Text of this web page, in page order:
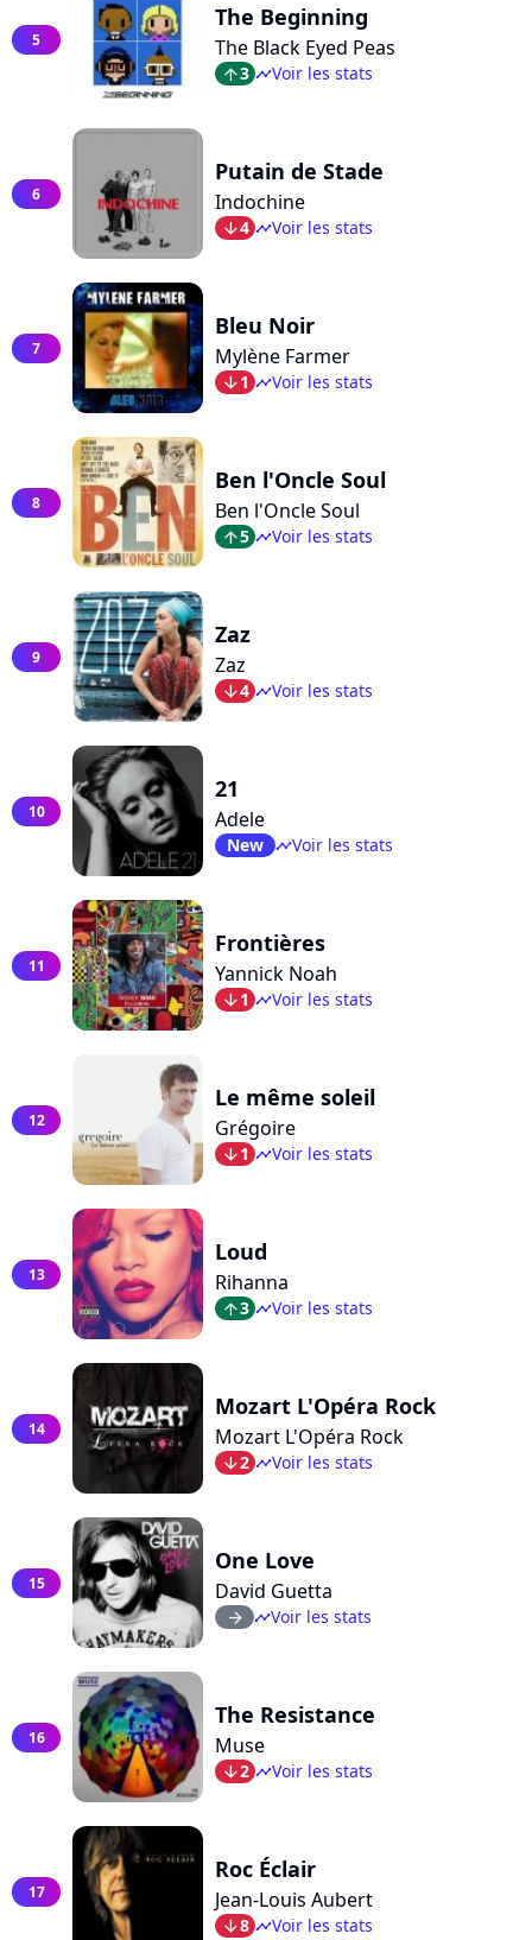
5
The Beginning
The Black Eyed Peas
arrow_top3 timelineVoir les stats
6
Putain de Stade
Indochine
arrow_bot4 timelineVoir les stats
7
Bleu Noir
Mylène Farmer
arrow_bot1 timelineVoir les stats
8
Ben l'Oncle Soul
Ben l'Oncle Soul
arrow_top5 timelineVoir les stats
9
Zaz
Zaz
arrow_bot4 timelineVoir les stats
10
21
Adele
New timelineVoir les stats
11
Frontières
Yannick Noah
arrow_bot1 timelineVoir les stats
12
Le même soleil
Grégoire
arrow_bot1 timelineVoir les stats
13
Loud
Rihanna
arrow_top3 timelineVoir les stats
14
Mozart L'Opéra Rock
Mozart L'Opéra Rock
arrow_bot2 timelineVoir les stats
15
One Love
David Guetta
arrow_right timelineVoir les stats
16
The Resistance
Muse
arrow_bot2 timelineVoir les stats
17
Roc Éclair
Jean-Louis Aubert
arrow_bot8 timelineVoir les stats